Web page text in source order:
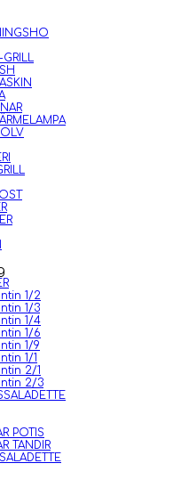
GRILL
1/2
1/3
1/4
1/6
1/9
1/1
2/1
2/3
POTIS
TANDIR